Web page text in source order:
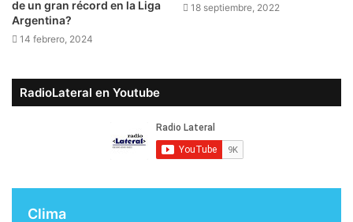
de un gran récord en la Liga
Argentina?
14 febrero, 2024
18 septiembre, 2022
RadioLateral en Youtube
Clima